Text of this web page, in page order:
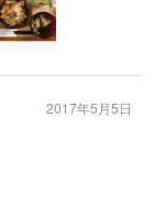
2017年5月5日